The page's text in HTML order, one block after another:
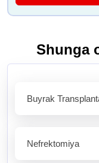
Shunga
Buyrak
Nefrektomiya